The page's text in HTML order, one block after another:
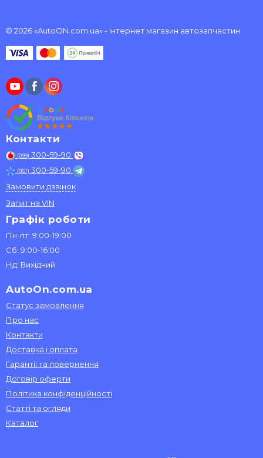
© 2026 «AutoON.com.ua» - інтернет магазин автозапчастин
Контакти
(099) 300-59-90
(067) 300-59-90
Замовити дзвінок
Запит на VIN
Графік роботи
Пн-пт: 9:00-19:00
Сб: 9:00-16:00
Нд: Вихідний
AutoOn.com.ua
Статус замовлення
Про нас
Контакти
Доставка і оплата
Гарантії та повернення
Договір оферти
Політика конфіденційності
Статті та огляди
Каталог